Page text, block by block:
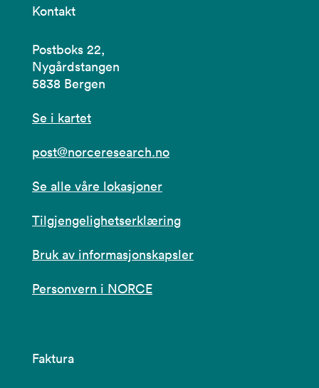
Kontakt
Postboks 22,
Nygårdstangen
5838 Bergen
Se i kartet
post@norceresearch.no
Se alle våre lokasjoner
Tilgjengelighetserklæring
Bruk av informasjonskapsler
Personvern i NORCE
Faktura